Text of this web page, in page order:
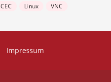
CEC Linux VNC
Impressum